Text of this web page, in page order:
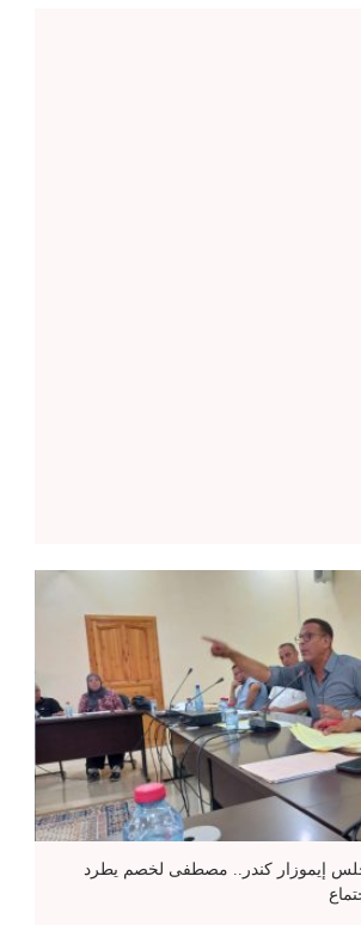
إيموزار كندر.. مصطفى لخصم يطرد